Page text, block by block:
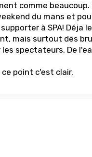
comme
du mans et
à SPA! Déja
mais surtout des
spectateurs. De
ce point c'est clair.